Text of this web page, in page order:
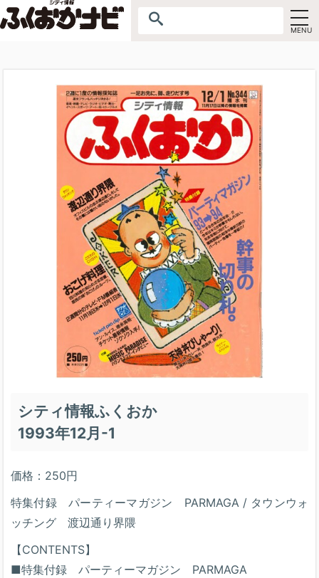
シティ情報ふくおか
1993年12月-1
価格：250円
特集付録 パーティーマガジン PARMAGA / タウンウォ
ッチング 渡辺通り界隈
【CONTENTS】
■特集付録 パーティーマガジン PARMAGA